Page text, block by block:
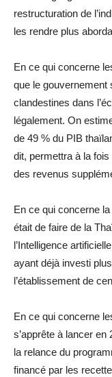
restructuration de
les rendre plus
En ce qui concerne
que le gouvernement
clandestines dans
légalement. On
de 49 % du PIB
dit, permettra à la
des revenus
En ce qui concerne
était de faire de la
l’Intelligence
ayant déjà investi
l’établissement de
En ce qui concerne
s’apprête à lancer
la relance du
financé par les